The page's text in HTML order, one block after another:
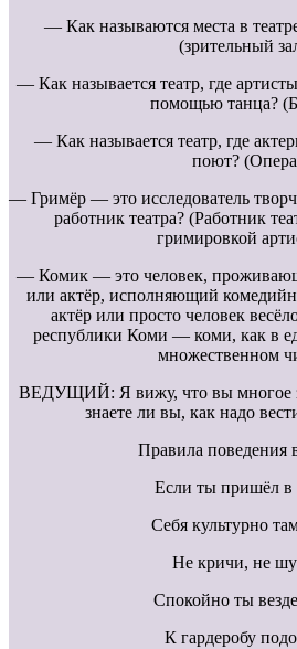
— Как называются места в
(зрительный
— Как называется театр, где
помощью танца?
— Как называется театр, где
поют?
— Гримёр — это исследователь
работник театра? (Работник
гримировкой
— Комик — это человек,
или актёр, исполняющий
актёр или просто человек
республики Коми — коми, как в
множественном
ВЕДУЩИЙ: Я вижу, что вы многое
знаете ли вы, как надо
Правила поведения
Если ты пришёл в
Себя культурно
Не кричи, не
Спокойно ты
К гардеробу